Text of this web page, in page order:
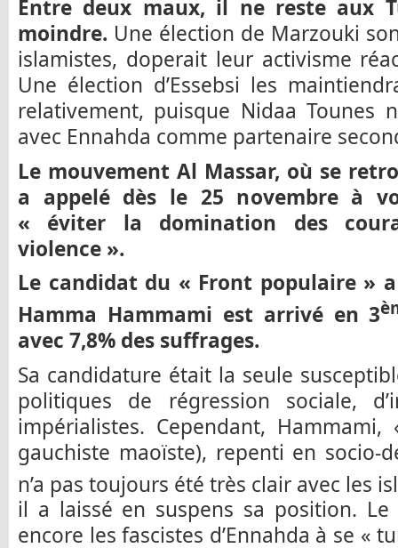
Entre deux maux, il ne reste aux
moindre. Une élection de Marzouki
islamistes, doperait leur activisme
Une élection d’Essebsi les
relativement, puisque Nidaa Tounes
avec Ennahda comme partenaire
Le mouvement Al Massar, où se
a appelé dès le 25 novembre à
« éviter la domination des
violence ».
Le candidat du « Front populaire »
Hamma Hammami est arrivé en 3
avec 7,8% des suffrages.
Sa candidature était la seule
politiques de régression sociale,
impérialistes. Cependant,
gauchiste maoïste), repenti en socio-
n’a pas toujours été très clair avec les
il a laissé en suspens sa position.
encore les fascistes d’Ennahda à se «